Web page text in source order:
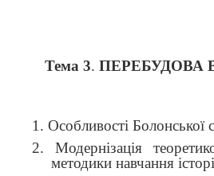
Тема 3. ПЕРЕБУДОВА
1. Особливості Болонської
2. Модернізація
методики навчання